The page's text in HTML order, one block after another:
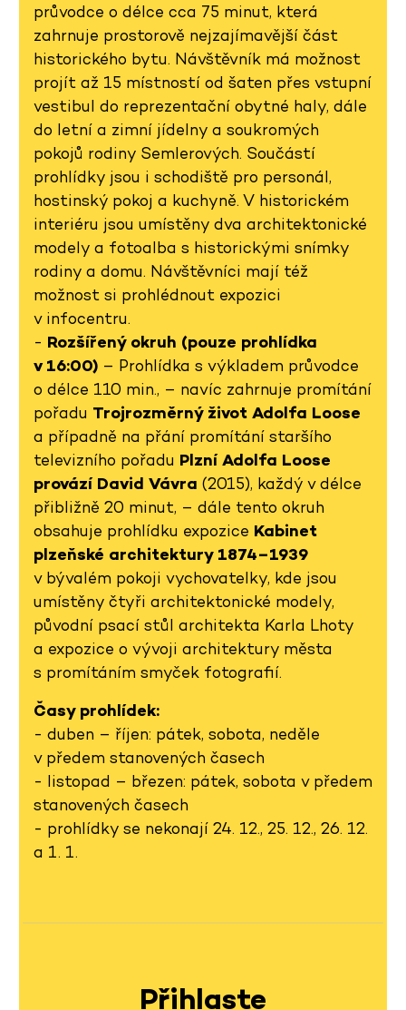
průvodce o délce cca 75 minut, která
zahrnuje prostorově nejzajímavější část
historického bytu. Návštěvník má možnost
projít až 15 místností od šaten přes vstupní
vestibul do reprezentační obytné haly, dále
do letní a zimní jídelny a soukromých
pokojů rodiny Semlerových. Součástí
prohlídky jsou i schodiště pro personál,
hostinský pokoj a kuchyně. V historickém
interiéru jsou umístěny dva architektonické
modely a fotoalba s historickými snímky
rodiny a domu. Návštěvníci mají též
možnost si prohlédnout expozici
v infocentru.
- Rozšířený okruh (pouze prohlídka
v 16:00) – Prohlídka s výkladem průvodce
o délce 110 min., – navíc zahrnuje promítání
pořadu Trojrozměrný život Adolfa Loose
a případně na přání promítání staršího
televizního pořadu Plzní Adolfa Loose
provází David Vávra (2015), každý v délce
přibližně 20 minut, – dále tento okruh
obsahuje prohlídku expozice Kabinet
plzeňské architektury 1874–1939
v bývalém pokoji vychovatelky, kde jsou
umístěny čtyři architektonické modely,
původní psací stůl architekta Karla Lhoty
a expozice o vývoji architektury města
s promítáním smyček fotografií.
Časy prohlídek:
- duben – říjen: pátek, sobota, neděle
v předem stanovených časech
- listopad – březen: pátek, sobota v předem
stanovených časech
- prohlídky se nekonají 24. 12., 25. 12., 26. 12.
a 1. 1.
Přihlaste